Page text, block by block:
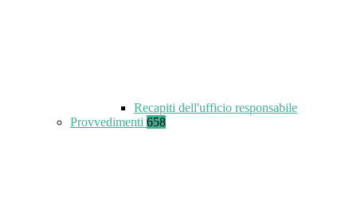
Recapiti dell'ufficio responsabile
Provvedimenti 658